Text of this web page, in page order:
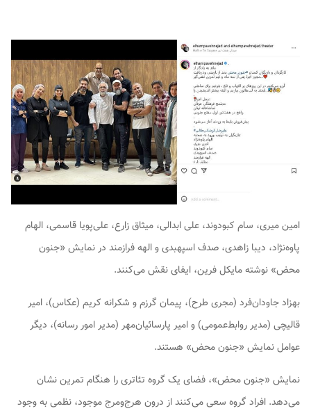
امین میری، سام کبودوند، علی ابدالی، میثاق زارع، علی‌پویا قاسمی، الهام
پاوه‌نژاد، دیبا زاهدی، صدف اسپهبدی و الهه فرازمند در نمایش «جنون
محض» نوشته مایکل فرین، ایفای نقش می‌کنند.
بهزاد جاودان‌فرد (مجری طرح)، پیمان گرزم و شکرانه کریم (عکاس)، امیر
قالیچی (مدیر روابط‌عمومی) و امیر پارسائیان‌مهر (مدیر امور رسانه)، دیگر
عوامل نمایش «جنون محض» هستند.
نمایش «جنون محض»، فضای یک گروه تئاتری را هنگام تمرین نشان
می‌دهد. افراد گروه سعی می‌کنند از درون هرج‌ومرج موجود، نظمی به وجود